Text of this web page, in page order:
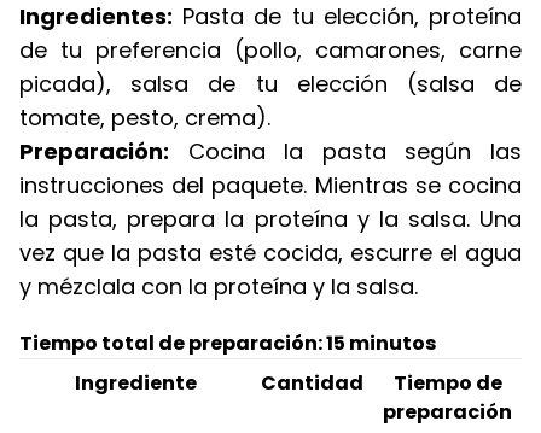
Ingredientes: Pasta de tu elección, proteína
de tu preferencia (pollo, camarones, carne
picada), salsa de tu elección (salsa de
tomate, pesto, crema).
Preparación: Cocina la pasta según las
instrucciones del paquete. Mientras se cocina
la pasta, prepara la proteína y la salsa. Una
vez que la pasta esté cocida, escurre el agua
y mézclala con la proteína y la salsa.
Tiempo total de preparación: 15 minutos
Ingrediente
Cantidad
Tiempo de
preparación